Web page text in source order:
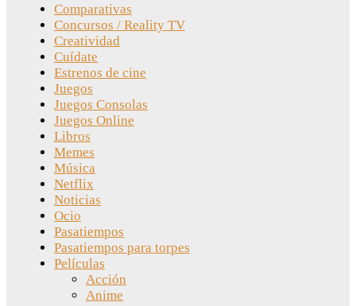
Comparativas
Concursos / Reality TV
Creatividad
Cuídate
Estrenos de cine
Juegos
Juegos Consolas
Juegos Online
Libros
Memes
Música
Netflix
Noticias
Ocio
Pasatiempos
Pasatiempos para torpes
Películas
Acción
Anime